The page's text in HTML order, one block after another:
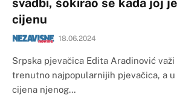
cijenu
18.06.2024
Srpska pjevačica Edita Aradinović važi
trenutno najpopularnijih pjevačica, a
cijena njenog…